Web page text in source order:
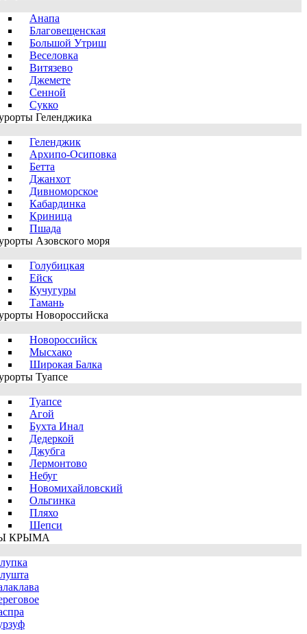
Анапа
Благовещенская
Большой Утриш
Веселовка
Витязево
Джемете
Сенной
Сукко
Геленджика
Геленджик
Архипо-Осиповка
Бетта
Джанхот
Дивноморское
Кабардинка
Криница
Пшада
Азовского моря
Голубицкая
Ейск
Кучугуры
Тамань
Новороссийска
Новороссийск
Мысхако
Широкая Балка
Туапсе
Туапсе
Агой
Бухта Инал
Дедеркой
Джубга
Лермонтово
Небуг
Новомихайловский
Ольгинка
Пляхо
Шепси
КРЫМА